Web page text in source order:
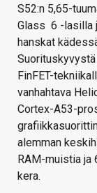
S52:n 5,65-
Glass 6 -lasilla
hanskat
FinFET-
vanhahtava
Cortex-A53-
alemman
RAM-muistia ja
kera.